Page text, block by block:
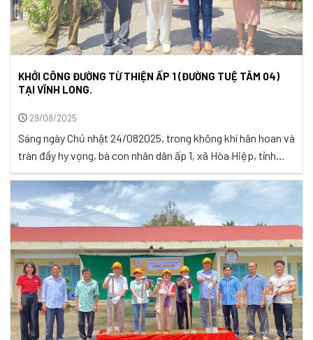
KHỞI CÔNG ĐƯỜNG TỪ THIỆN ẤP 1 (ĐƯỜNG TUỆ TÂM 04)
TẠI VĨNH LONG.
29/08/2025
Sáng ngày Chủ nhật 24/082025, trong không khí hân hoan và
tràn đầy hy vọng, bà con nhân dân ấp 1, xã Hòa Hiệp, tỉnh
Vĩnh Long đã cùng Nhóm Tuệ Tâm VH long trọng tổ chức lễ
khởi công xây dựng Đường Ấp 1 – một công trình mang ý
nghĩa vô cùng to ...